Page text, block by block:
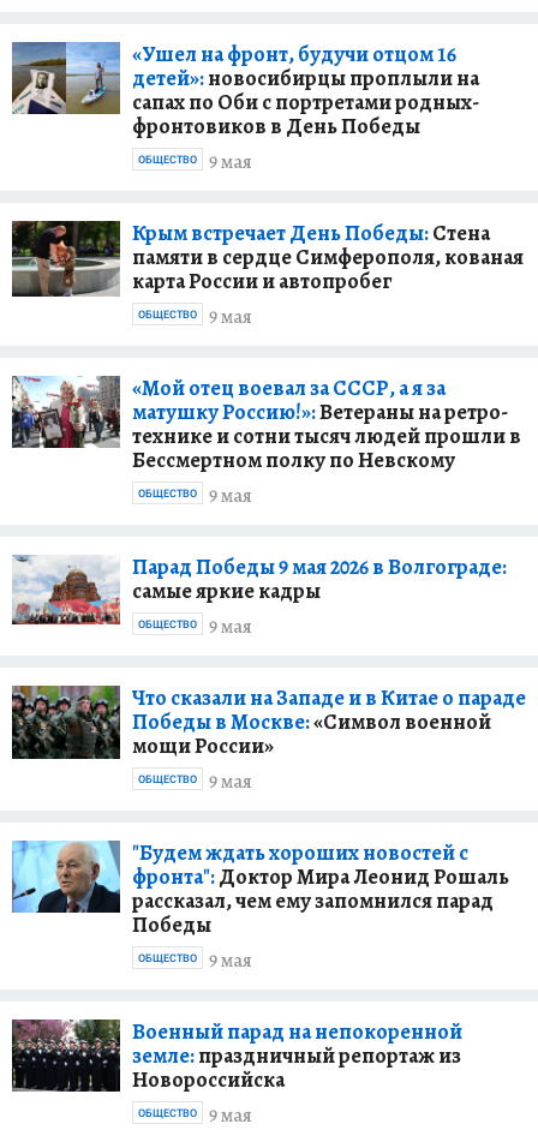
«Ушел на фронт, будучи отцом 16
детей»:новосибирцы проплыли на
сапах по Оби с портретами родных-
фронтовиков в День Победы
9 мая
ОБЩЕСТВО
Крым встречает День Победы:Стена
памяти в сердце Симферополя, кованая
карта России и автопробег
9 мая
ОБЩЕСТВО
«Мой отец воевал за СССР, а я за
матушку Россию!»:Ветераны на ретро-
технике и сотни тысяч людей прошли в
Бессмертном полку по Невскому
9 мая
ОБЩЕСТВО
Парад Победы 9 мая 2026 в Волгограде:
самые яркие кадры
9 мая
ОБЩЕСТВО
Что сказали на Западе и в Китае о параде
Победы в Москве:«Символ военной
мощи России»
9 мая
ОБЩЕСТВО
"Будем ждать хороших новостей с
фронта":Доктор Мира Леонид Рошаль
рассказал, чем ему запомнился парад
Победы
9 мая
ОБЩЕСТВО
Военный парад на непокоренной
земле:праздничный репортаж из
Новороссийска
9 мая
ОБЩЕСТВО